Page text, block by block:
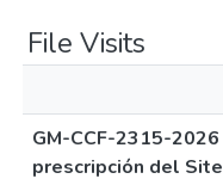
File Visits
GM-CCF-2315-
prescripción del